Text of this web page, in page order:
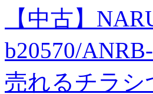
【中古】
b20570/
売れるチラ